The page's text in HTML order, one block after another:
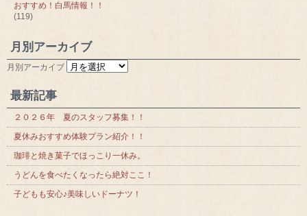
おすすめ！白馬情報！！
(119)
月別アーカイブ
月別アーカイブ
最新記事
２０２６年 夏のスタッフ募集！！
夏休みおすすめ体験プラン紹介！！
珈琲と焼き菓子でほっこり一休み。
うどんを食べたくなったら絶対ここ！
子どもも安心♪美味しいドーナツ！